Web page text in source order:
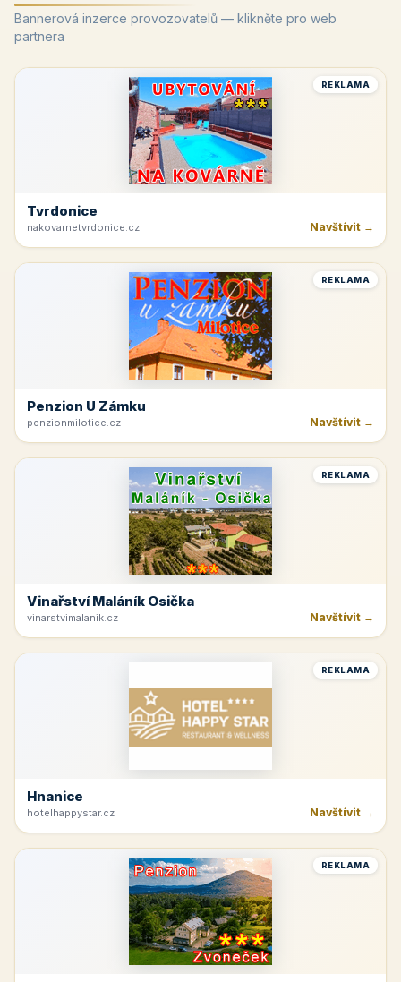
Bannerová inzerce provozovatelů — klikněte pro web
partnera
REKLAMA
Tvrdonice
nakovarnetvrdonice.cz Navštívit →
REKLAMA
Penzion U Zámku
penzionmilotice.cz Navštívit →
REKLAMA
Vinařství Maláník Osička
vinarstvimalanik.cz Navštívit →
REKLAMA
Hnanice
hotelhappystar.cz Navštívit →
REKLAMA